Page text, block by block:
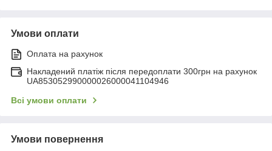
Умови оплати
Оплата на рахунок
Накладений платіж після передоплати 300грн на рахунок
UA853052990000026000041104946
Всі умови оплати
Умови повернення